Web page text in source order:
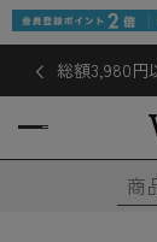
総額3,980円